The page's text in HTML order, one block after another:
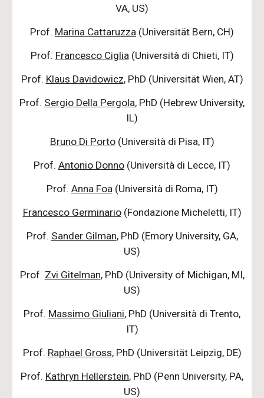
VA, US)
Prof. Marina Cattaruzza (Universität Bern, CH)
Prof. Francesco Ciglia(Università di Chieti, IT)
Prof. Klaus Davidowicz, PhD (Universität Wien, AT)
Prof. Sergio Della Pergola, PhD (Hebrew University,
IL)
Bruno Di Porto(Università di Pisa, IT)
Prof. Antonio Donno (Università di Lecce, IT)
Prof. Anna Foa(Università di Roma, IT)
Francesco Germinario(Fondazione Micheletti, IT)
Prof. Sander Gilman, PhD (Emory University, GA,
US)
Prof. Zvi Gitelman, PhD (University of Michigan, MI,
US)
Prof. Massimo Giuliani, PhD (Università di Trento,
IT)
Prof. Raphael Gross, PhD (Universität Leipzig, DE)
Prof. Kathryn Hellerstein, PhD (Penn University, PA,
US)